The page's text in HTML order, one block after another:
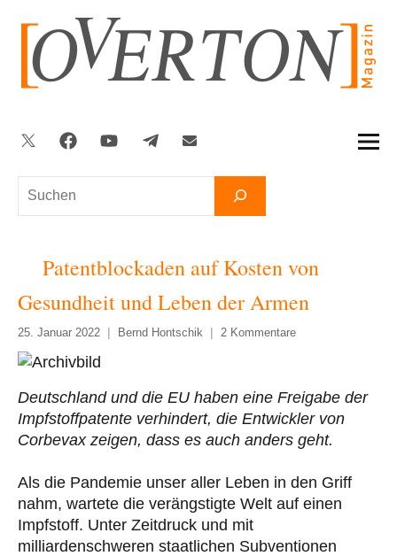
springen
Suchen
Twitter FacebookYouTubeTelegram
Patentblockaden auf Kosten von
Gesundheit und Leben der Armen
25. Januar 2022 Bernd Hontschik 2 Kommentare
Deutschland und die EU haben eine Freigabe der
Impfstoffpatente verhindert, die Entwickler von
Corbevax zeigen, dass es auch anders geht.
Als die Pandemie unser aller Leben in den Griff
nahm, wartete die verängstigte Welt auf einen
Impfstoff. Unter Zeitdruck und mit
milliardenschweren staatlichen Subventionen